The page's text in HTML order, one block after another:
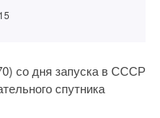
со дня запуска в СССР
спутника